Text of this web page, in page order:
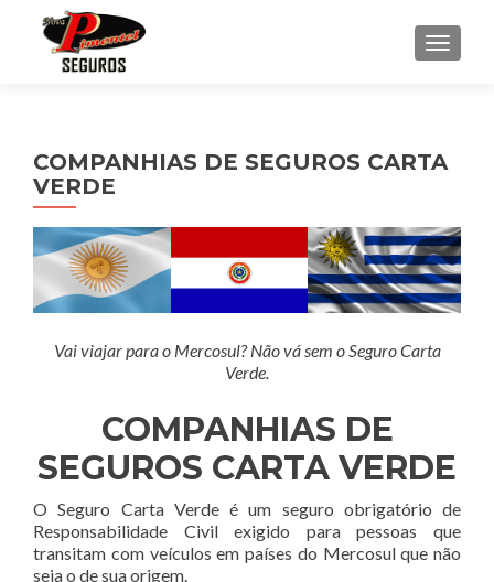
COMPANHIAS DE SEGUROS CARTA
VERDE
Vai viajar para o Mercosul? Não vá sem o Seguro Carta
Verde.
COMPANHIAS DE
SEGUROS CARTA VERDE
O Seguro Carta Verde é um seguro obrigatório de
Responsabilidade Civil exigido para pessoas que
transitam com veículos em países do Mercosul que não
seja o de sua origem.